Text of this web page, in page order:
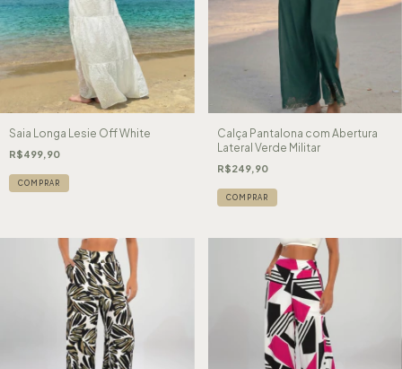
Saia Longa Lesie Off White
R$499,90
COMPRAR
Calça Pantalona com Abertura
Lateral Verde Militar
R$249,90
COMPRAR